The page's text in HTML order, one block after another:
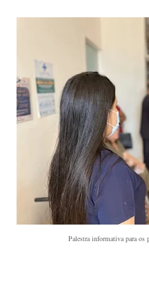
Palestra informativa para os